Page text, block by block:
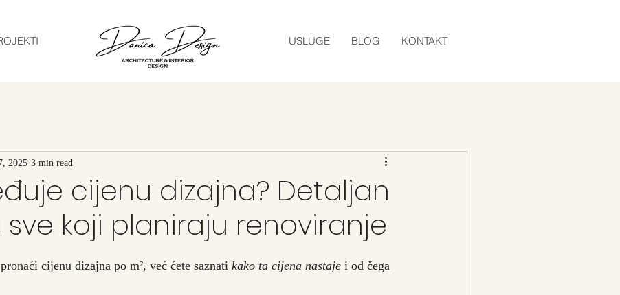
USLUGE BLOG KONTAKT
cijenu dizajna? Detaljan
koji planiraju renoviranje
2025 3 min read
cijenu dizajna po m², već ćete saznati kako ta cijena nastaje i od čega